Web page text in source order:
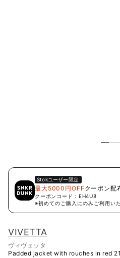
Stokユーザー限定
最大5000円OFFクーポン配
クーポンコード： EH4U8
※初めてのご購入にのみご利用い
VIVETTA
ヴィヴェッタ
Padded jacket with rouches in red